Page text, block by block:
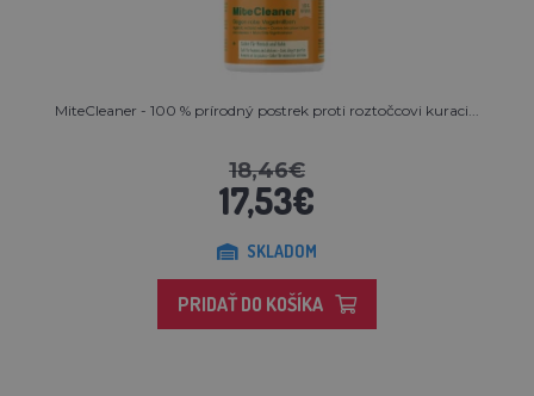
MiteCleaner - 100 % prírodný postrek proti roztočcovi kuraci...
18,46€
17,53€
SKLADOM
PRIDAŤ DO KOŠÍKA